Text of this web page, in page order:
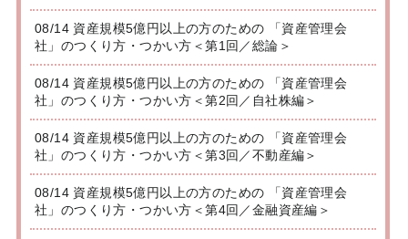
08/14 資産規模5億円以上の方のための 「資産管理会
社」のつくり方・つかい方＜第1回／総論＞
08/14 資産規模5億円以上の方のための 「資産管理会
社」のつくり方・つかい方＜第2回／自社株編＞
08/14 資産規模5億円以上の方のための 「資産管理会
社」のつくり方・つかい方＜第3回／不動産編＞
08/14 資産規模5億円以上の方のための 「資産管理会
社」のつくり方・つかい方＜第4回／金融資産編＞